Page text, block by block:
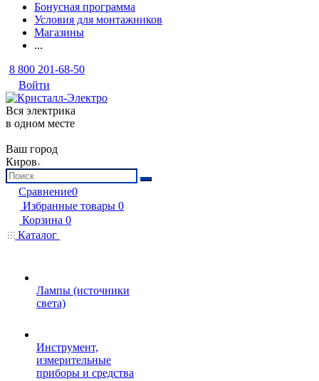
Бонусная программа
Условия для монтажников
Магазины
...
8 800 201-68-50
Войти
Вся электрика
в одном месте
Ваш город
Киров
Сравнение0
Избранные товары 0
Корзина 0
Каталог
Лампы (источники
света)
Инструмент,
измерительные
приборы и средства